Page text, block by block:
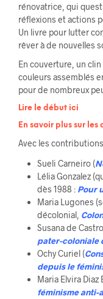
rénovatrice, qui
réflexions et actions
Un livre pour lutter
rêver à de nouvelles
En couverture, un
couleurs assemblés
pour de nombreux
Lire le début ici
En savoir plus sur les
Avec les
Sueli Carneiro (
Lélia Gonzalez
dès 1988 : Pour
Maria Lugones
décolonial,
Susana de
pater-coloniale
Ochy Curiel (
depuis le
Maria Elvira Diaz
féminisme anti-